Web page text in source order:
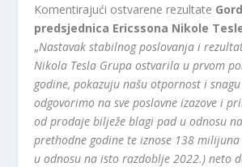
Komentirajući ostvarene rezultate
predsjednica Ericssona Nikole
„Nastavak stabilnog poslovanja i
Nikola Tesla Grupa ostvarila u prvom
godine, pokazuju našu otpornost i
odgovorimo na sve poslovne izazove i
od prodaje bilježe blagi pad u odnosu
prethodne godine te iznose 138 milijuna
u odnosu na isto razdoblje 2022.) neto